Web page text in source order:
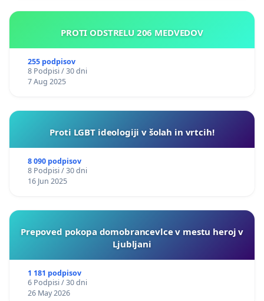
PROTI ODSTRELU 206 MEDVEDOV
255 podpisov
8 Podpisi / 30 dni
7 Aug 2025
Proti LGBT ideologiji v šolah in vrtcih!
8 090 podpisov
8 Podpisi / 30 dni
16 Jun 2025
Prepoved pokopa domobrancevlce v mestu heroj v
Ljubljani
1 181 podpisov
6 Podpisi / 30 dni
26 May 2026